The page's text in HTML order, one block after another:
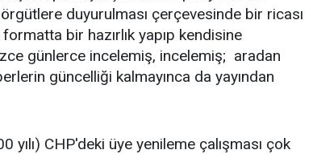
duyurulması çerçevesinde bir ricası
bir hazırlık yapıp kendisine
günlerce incelemiş, incelemiş; aradan
güncelliği kalmayınca da yayından
yılı) CHP'deki üye yenileme çalışması çok